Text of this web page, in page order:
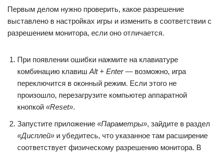
Первым делом нужно проверить, какое разрешение
выставлено в настройках игры и изменить в соответствии с
разрешением монитора, если оно отличается.
При появлении ошибки нажмите на клавиатуре
комбинацию клавиш Alt + Enter— возможно, игра
переключится в оконный режим. Если этого не
произошло, перезагрузите компьютер аппаратной
кнопкой «Reset».
Запустите приложение «Параметры», зайдите в раздел
«Дисплей» и убедитесь, что указанное там расширение
соответствует физическому разрешению монитора. В